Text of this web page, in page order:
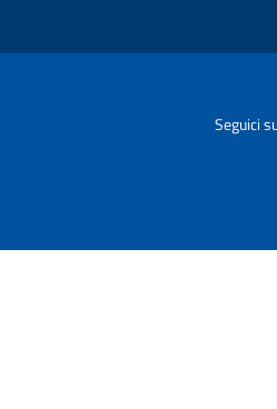
Seguici